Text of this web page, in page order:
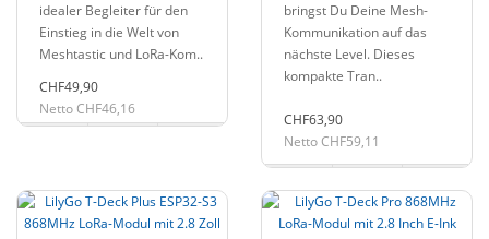
idealer Begleiter für den
Einstieg in die Welt von
Meshtastic und LoRa-Kom..
CHF49,90
Netto CHF46,16
bringst Du Deine Mesh-
Kommunikation auf das
nächste Level. Dieses
kompakte Tran..
CHF63,90
Netto CHF59,11